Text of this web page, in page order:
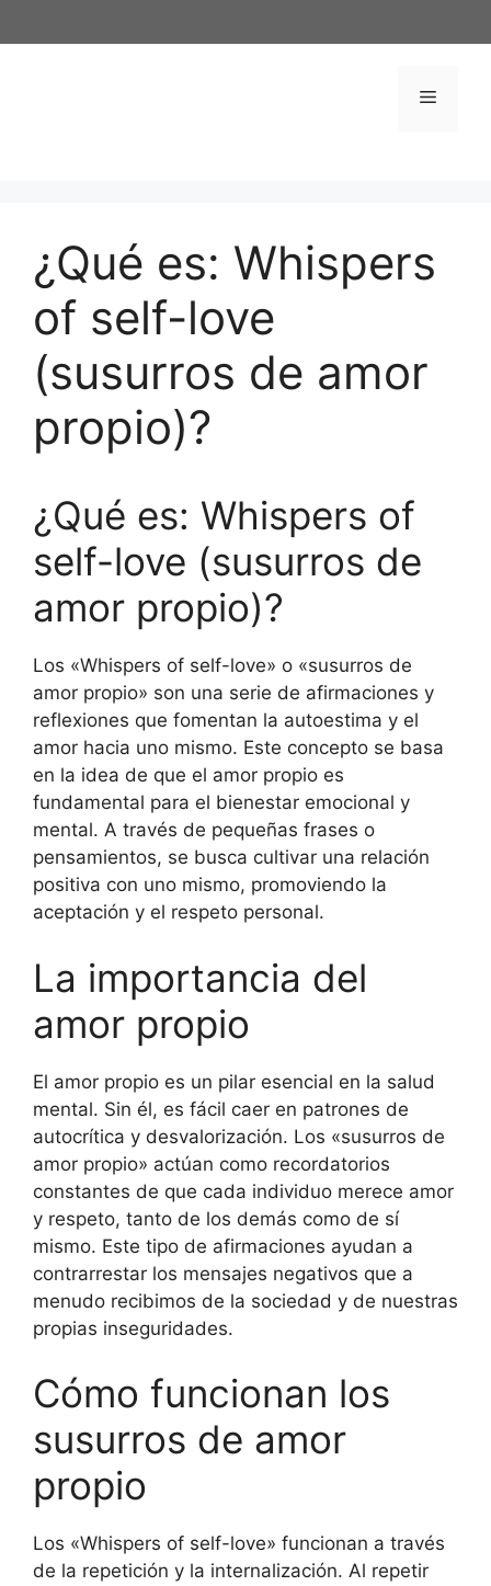
al
Menú
¿Qué es: Whispers
of self-love
(susurros de amor
propio)?
¿Qué es: Whispers of
self-love (susurros de
amor propio)?
Los «Whispers of self-love» o «susurros de
amor propio» son una serie de afirmaciones y
reflexiones que fomentan la autoestima y el
amor hacia uno mismo. Este concepto se basa
en la idea de que el amor propio es
fundamental para el bienestar emocional y
mental. A través de pequeñas frases o
pensamientos, se busca cultivar una relación
positiva con uno mismo, promoviendo la
aceptación y el respeto personal.
La importancia del
amor propio
El amor propio es un pilar esencial en la salud
mental. Sin él, es fácil caer en patrones de
autocrítica y desvalorización. Los «susurros de
amor propio» actúan como recordatorios
constantes de que cada individuo merece amor
y respeto, tanto de los demás como de sí
mismo. Este tipo de afirmaciones ayudan a
contrarrestar los mensajes negativos que a
menudo recibimos de la sociedad y de nuestras
propias inseguridades.
Cómo funcionan los
susurros de amor
propio
Los «Whispers of self-love» funcionan a través
de la repetición y la internalización. Al repetir